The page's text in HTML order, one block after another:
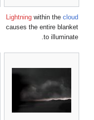
Lightning within the cloud
causes the entire blanket
to illuminate.